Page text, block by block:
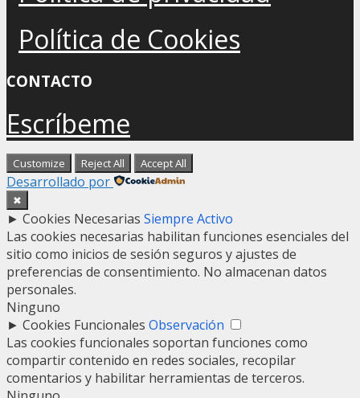
Política de Cookies
CONTACTO
Escríbeme
Customize Reject All Accept All
Desarrollado por
✖
► Cookies Necesarias Siempre Activo
Las cookies necesarias habilitan funciones esenciales del
sitio como inicios de sesión seguros y ajustes de
preferencias de consentimiento. No almacenan datos
personales.
Ninguno
► Cookies Funcionales Observación
Las cookies funcionales soportan funciones como
compartir contenido en redes sociales, recopilar
comentarios y habilitar herramientas de terceros.